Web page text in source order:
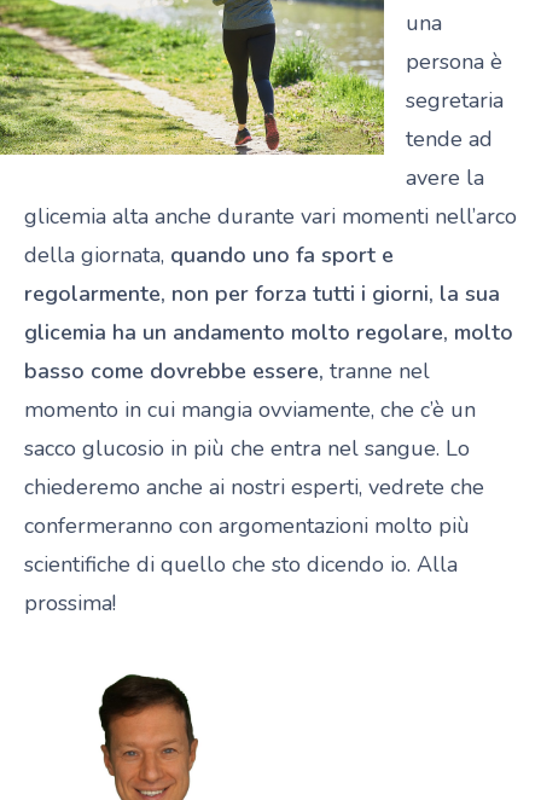
una
persona è
segretaria
tende ad
avere la
glicemia alta anche durante vari momenti nell’arco
della giornata, quando uno fa sport e
regolarmente, non per forza tutti i giorni, la sua
glicemia ha un andamento molto regolare, molto
basso come dovrebbe essere, tranne nel
momento in cui mangia ovviamente, che c’è un
sacco glucosio in più che entra nel sangue. Lo
chiederemo anche ai nostri esperti, vedrete che
confermeranno con argomentazioni molto più
scientifiche di quello che sto dicendo io. Alla
prossima!